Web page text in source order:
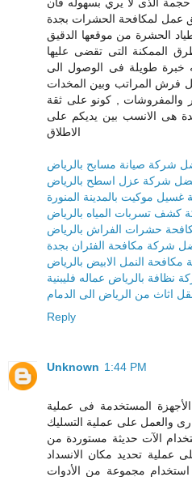
عمل لمكافحة الحشرات بجدة
الحشرة من موقعها الدقيق
الممكنة التى تقضى عليها
خبرة طويلة فى الوصول الى
فرش المراتب وبين المخدات
والمفروشات , كونو على ثقة
هى الانسب بين يديكم على
الاطلاق
شركة صيانة مسابح بالرياض
شركة عزل اسطح بالرياض
موكيت بالمدينة المنورة
كشف تسربات المياه بالرياض
حشرات الفراش بالرياض
شركة مكافحة الفئران بجدة
مكافحة النمل الابيض بالرياض
نظافة بالرياض عماله فليبنية
اثاث من الرياض الى الدمام
Reply
Unknown 1:44 PM
المستخدمة فى عملية
والعمل على عملية التسليك
الآت حديثة مستوردة من
عملية تحديد مكان الانسداد
استخدام مجموعة من الأدوات